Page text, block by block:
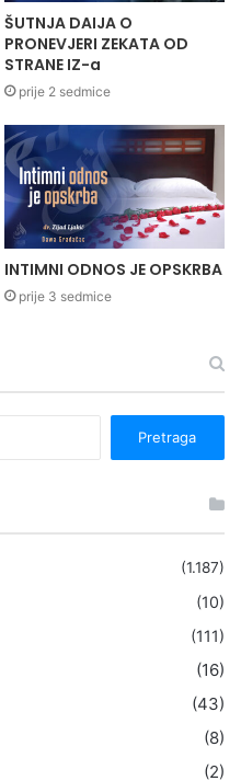
ŠUTNJA DAIJA O
PRONEVJERI ZEKATA OD
STRANE IZ-a
prije 2 sedmice
INTIMNI ODNOS JE OPSKRBA
prije 3 sedmice
(1.187)
(10)
(111)
(16)
(43)
(8)
(2)